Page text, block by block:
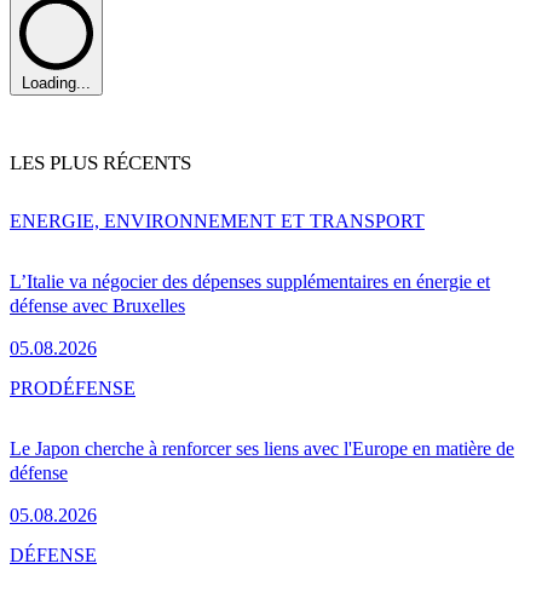
Loading...
LES PLUS RÉCENTS
L’Italie va négocier des dépenses supplémentaires en énergie et
défense avec Bruxelles
05.08.2026
ENERGIE, ENVIRONNEMENT ET TRANSPORT
Le Japon cherche à renforcer ses liens avec l'Europe en matière de
défense
05.08.2026
PRODÉFENSE
DÉFENSE